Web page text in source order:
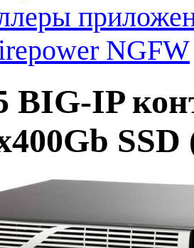
NGFW
BIG-IP